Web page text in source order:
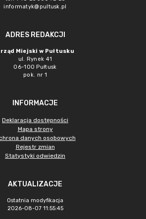
informatyk@pultusk.pl
ADRES REDAKCJI
Miejski w Pułtusku
ul. Rynek 41
06-100 Pułtusk
pok. nr 1
INFORMACJE
Deklaracja dostępności
Mapa strony
danych osobowych
Rejestr zmian
Statystyki odwiedzin
AKTUALIZACJE
Ostatnia modyfikacja
2026-08-07 11:55:45